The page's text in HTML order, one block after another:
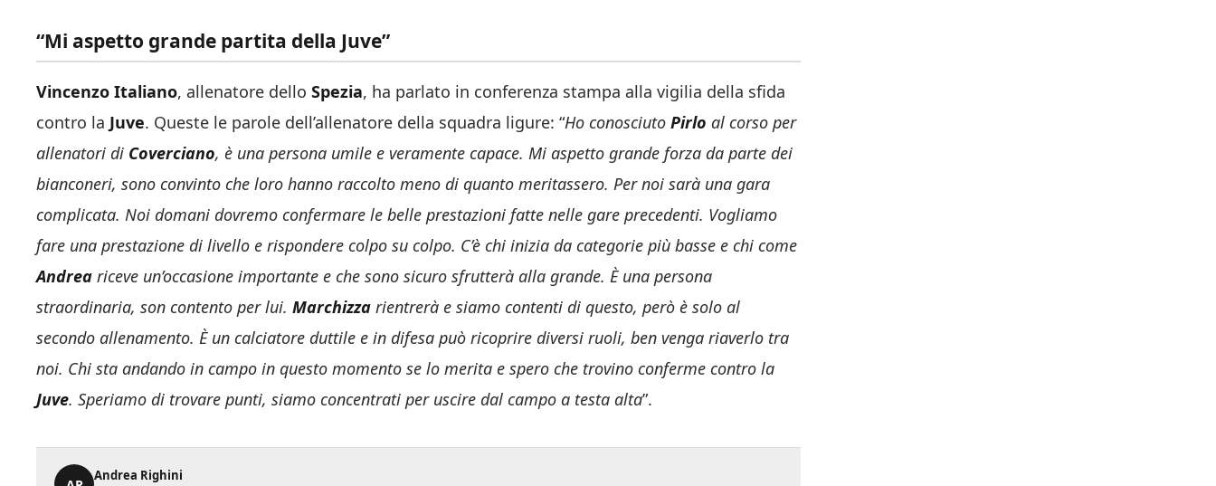
“Mi aspetto grande partita della Juve”
Vincenzo Italiano, allenatore dello Spezia, ha parlato in conferenza stampa alla vigilia della sfida
contro la Juve. Queste le parole dell’allenatore della squadra ligure: “Ho conosciuto Pirlo al corso per
allenatori di Coverciano, è una persona umile e veramente capace. Mi aspetto grande forza da parte dei
bianconeri, sono convinto che loro hanno raccolto meno di quanto meritassero. Per noi sarà una gara
complicata. Noi domani dovremo confermare le belle prestazioni fatte nelle gare precedenti. Vogliamo
fare una prestazione di livello e rispondere colpo su colpo. C’è chi inizia da categorie più basse e chi come
Andrea riceve un’occasione importante e che sono sicuro sfrutterà alla grande. È una persona
straordinaria, son contento per lui. Marchizza rientrerà e siamo contenti di questo, però è solo al
secondo allenamento. È un calciatore duttile e in difesa può ricoprire diversi ruoli, ben venga riaverlo tra
noi. Chi sta andando in campo in questo momento se lo merita e spero che trovino conferme contro la
Juve. Speriamo di trovare punti, siamo concentrati per uscire dal campo a testa alta”.
Andrea Righini